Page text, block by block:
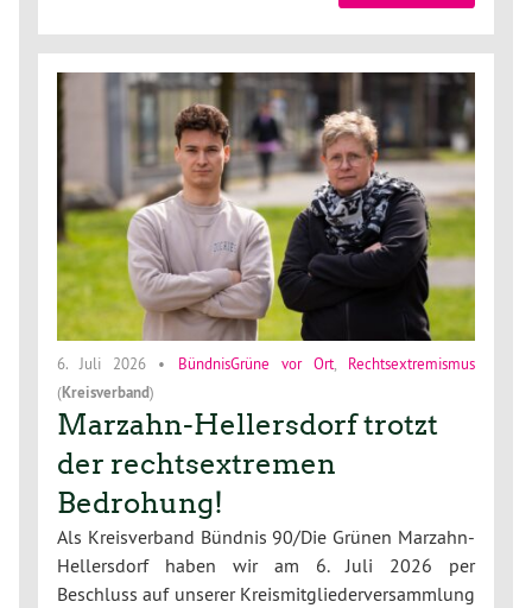
6. Juli 2026 • BündnisGrüne vor Ort, Rechtsextremismus
(Kreisverband)
Marzahn-Hellersdorf trotzt
der rechtsextremen
Bedrohung!
Als Kreisverband Bündnis 90/Die Grünen Marzahn-
Hellersdorf haben wir am 6. Juli 2026 per
Beschluss auf unserer Kreismitgliederversammlung